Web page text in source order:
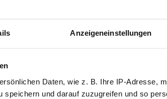
Anzeigeneinstellungen
Daten, wie z. B. Ihre IP-Adresse,
und darauf zuzugreifen und so
Düsseldorf
Markenfestival statt –
Merkur Spiel-Arena
haben über 450 Fachleute